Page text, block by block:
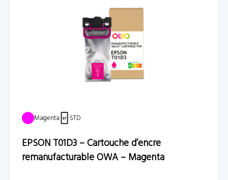
Magenta STD
EPSON T01D3 – Cartouche d’encre
remanufacturable OWA – Magenta